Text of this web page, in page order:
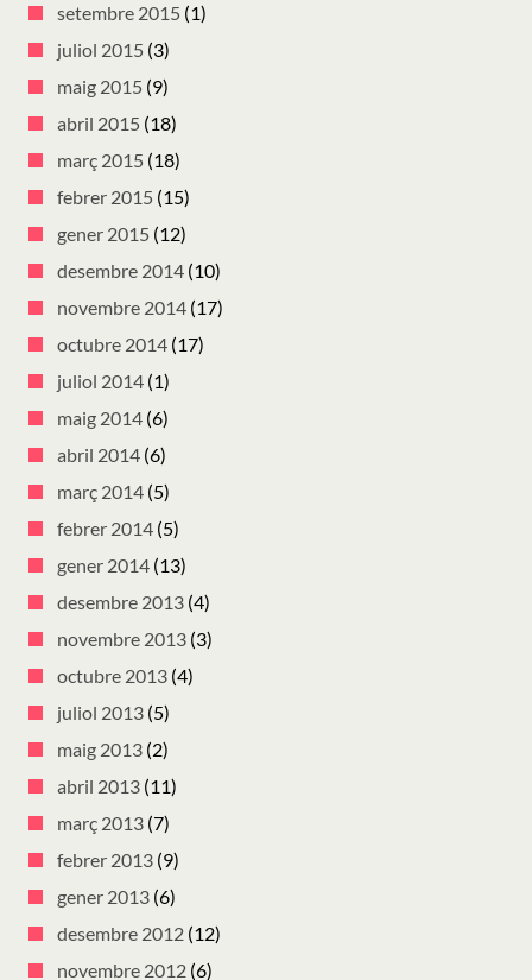
setembre 2015 (1)
juliol 2015 (3)
maig 2015 (9)
abril 2015 (18)
març 2015 (18)
febrer 2015 (15)
gener 2015 (12)
desembre 2014 (10)
novembre 2014 (17)
octubre 2014 (17)
juliol 2014 (1)
maig 2014 (6)
abril 2014 (6)
març 2014 (5)
febrer 2014 (5)
gener 2014 (13)
desembre 2013 (4)
novembre 2013 (3)
octubre 2013 (4)
juliol 2013 (5)
maig 2013 (2)
abril 2013 (11)
març 2013 (7)
febrer 2013 (9)
gener 2013 (6)
desembre 2012 (12)
novembre 2012 (6)